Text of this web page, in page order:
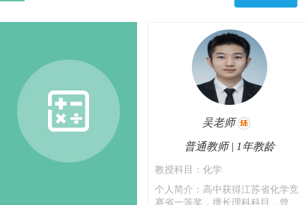
吴老师
普通教师 | 1年教龄
教授科目：化学
个人简介：高中获得江苏省化学竞
赛省一等奖，擅长理科科目，曾...